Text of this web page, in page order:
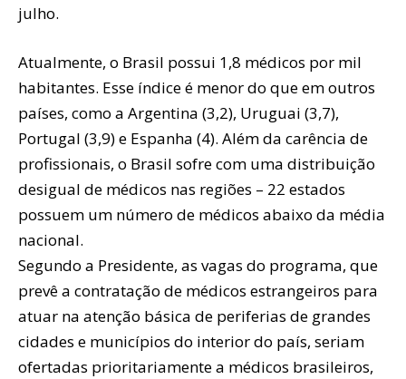
julho.
Atualmente, o Brasil possui 1,8 médicos por mil
habitantes. Esse índice é menor do que em outros
países, como a Argentina (3,2), Uruguai (3,7),
Portugal (3,9) e Espanha (4). Além da carência de
profissionais, o Brasil sofre com uma distribuição
desigual de médicos nas regiões – 22 estados
possuem um número de médicos abaixo da média
nacional.
Segundo a Presidente, as vagas do programa, que
prevê a contratação de médicos estrangeiros para
atuar na atenção básica de periferias de grandes
cidades e municípios do interior do país, seriam
ofertadas prioritariamente a médicos brasileiros,